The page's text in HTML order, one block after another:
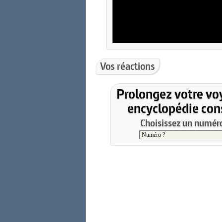
Vos réactions
Prolongez votre
encyclopédie
Choisissez un